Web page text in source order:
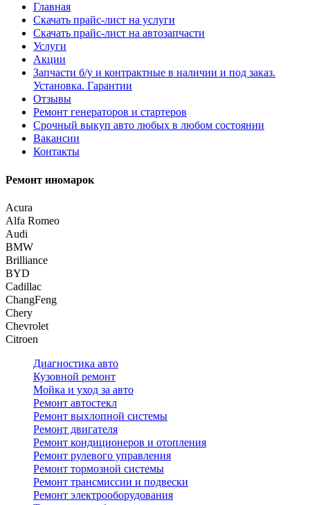
Главная
Скачать прайс-лист на услуги
Скачать прайс-лист на автозапчасти
Услуги
Акции
Запчасти б/у и контрактные в наличии и под заказ.
Установка. Гарантии
Отзывы
Ремонт генераторов и стартеров
Cрочный выкуп авто любых в любом состоянии
Вакансии
Контакты
Ремонт иномарок
Acura
Alfa Romeo
Audi
BMW
Brilliance
BYD
Cadillac
ChangFeng
Chery
Chevrolet
Citroen
Диагностика авто
Кузовной ремонт
Мойка и уход за авто
Ремонт автостекл
Ремонт выхлопной системы
Ремонт двигателя
Ремонт кондиционеров и отопления
Ремонт рулевого управления
Ремонт тормозной системы
Ремонт трансмиссии и подвески
Ремонт электрооборудования